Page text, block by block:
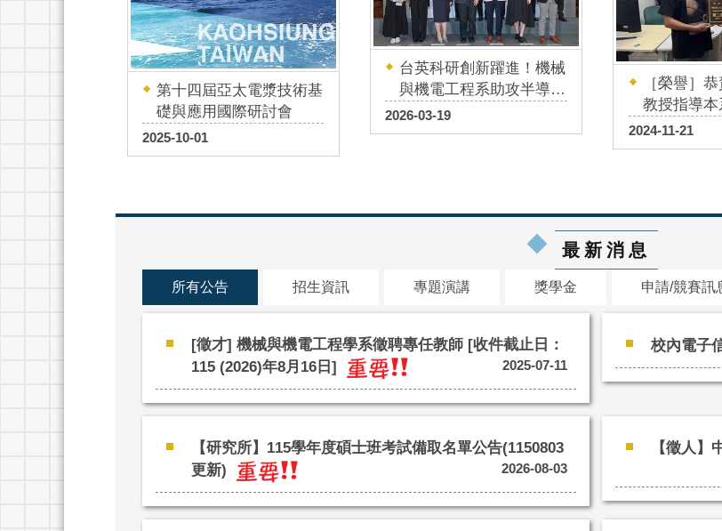
第十四屆亞太電漿技術基
礎與應用國際研討會
2025-10-01
台英科研創新躍進！機械
與機電工程系助攻半導體
檢測技術升級
2026-03-19
［榮譽］
教授指導本
榮獲2024中
學會 第四
2024-11-21
最新消息
所有公告 招生資訊 專題演講 獎學金 申請/競賽訊
[徵才] 機械與機電工程學系徵聘專任教師 [收件截止日：
115 (2026)年8月16日]
2025-07-11
校內電子
【研究所】115學年度碩士班考試備取名單公告(1150803
更新)
2026-08-03
【徵人】